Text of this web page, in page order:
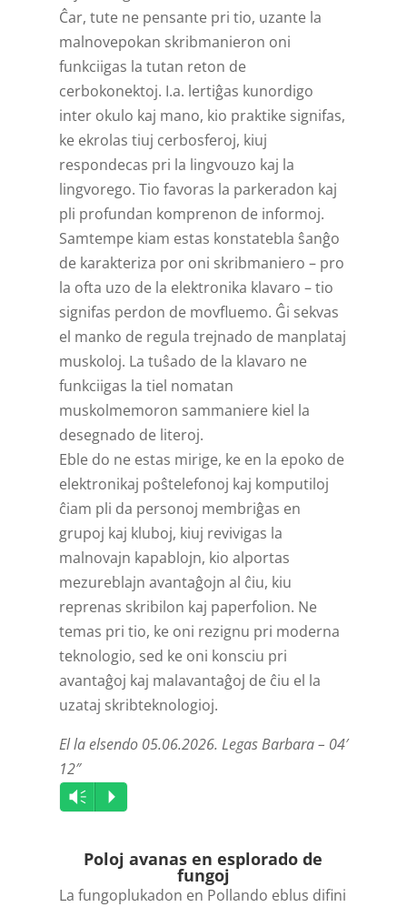
Ĉar, tute ne pensante pri tio, uzante la
malnovepokan skribmanieron oni
funkciigas la tutan reton de
cerbokonektoj. I.a. lertiĝas kunordigo
inter okulo kaj mano, kio praktike signifas,
ke ekrolas tiuj cerbosferoj, kiuj
respondecas pri la lingvouzo kaj la
lingvorego. Tio favoras la parkeradon kaj
pli profundan komprenon de informoj.
Samtempe kiam estas konstatebla ŝanĝo
de karakteriza por oni skribmaniero – pro
la ofta uzo de la elektronika klavaro – tio
signifas perdon de movfluemo. Ĝi sekvas
el manko de regula trejnado de manplataj
muskoloj. La tuŝado de la klavaro ne
funkciigas la tiel nomatan
muskolmemoron sammaniere kiel la
desegnado de literoj.
Eble do ne estas mirige, ke en la epoko de
elektronikaj poŝtelefonoj kaj komputiloj
ĉiam pli da personoj membriĝas en
grupoj kaj kluboj, kiuj revivigas la
malnovajn kapablojn, kio alportas
mezureblajn avantaĝojn al ĉiu, kiu
reprenas skribilon kaj paperfolion. Ne
temas pri tio, ke oni rezignu pri moderna
teknologio, sed ke oni konsciu pri
avantaĝoj kaj malavantaĝoj de ĉiu el la
uzataj skribteknologioj.
El la elsendo 05.06.2026. Legas Barbara – 04′
12″
Audio
Player
Vm P
Poloj avanas en esplorado de
fungoj
La fungoplukadon en Pollando eblus difini